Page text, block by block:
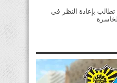
تطالب بإعادة النظر في